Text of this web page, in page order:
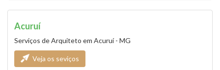
Acuruí
Serviços de Arquiteto em Acuruí - MG
Veja os seviços